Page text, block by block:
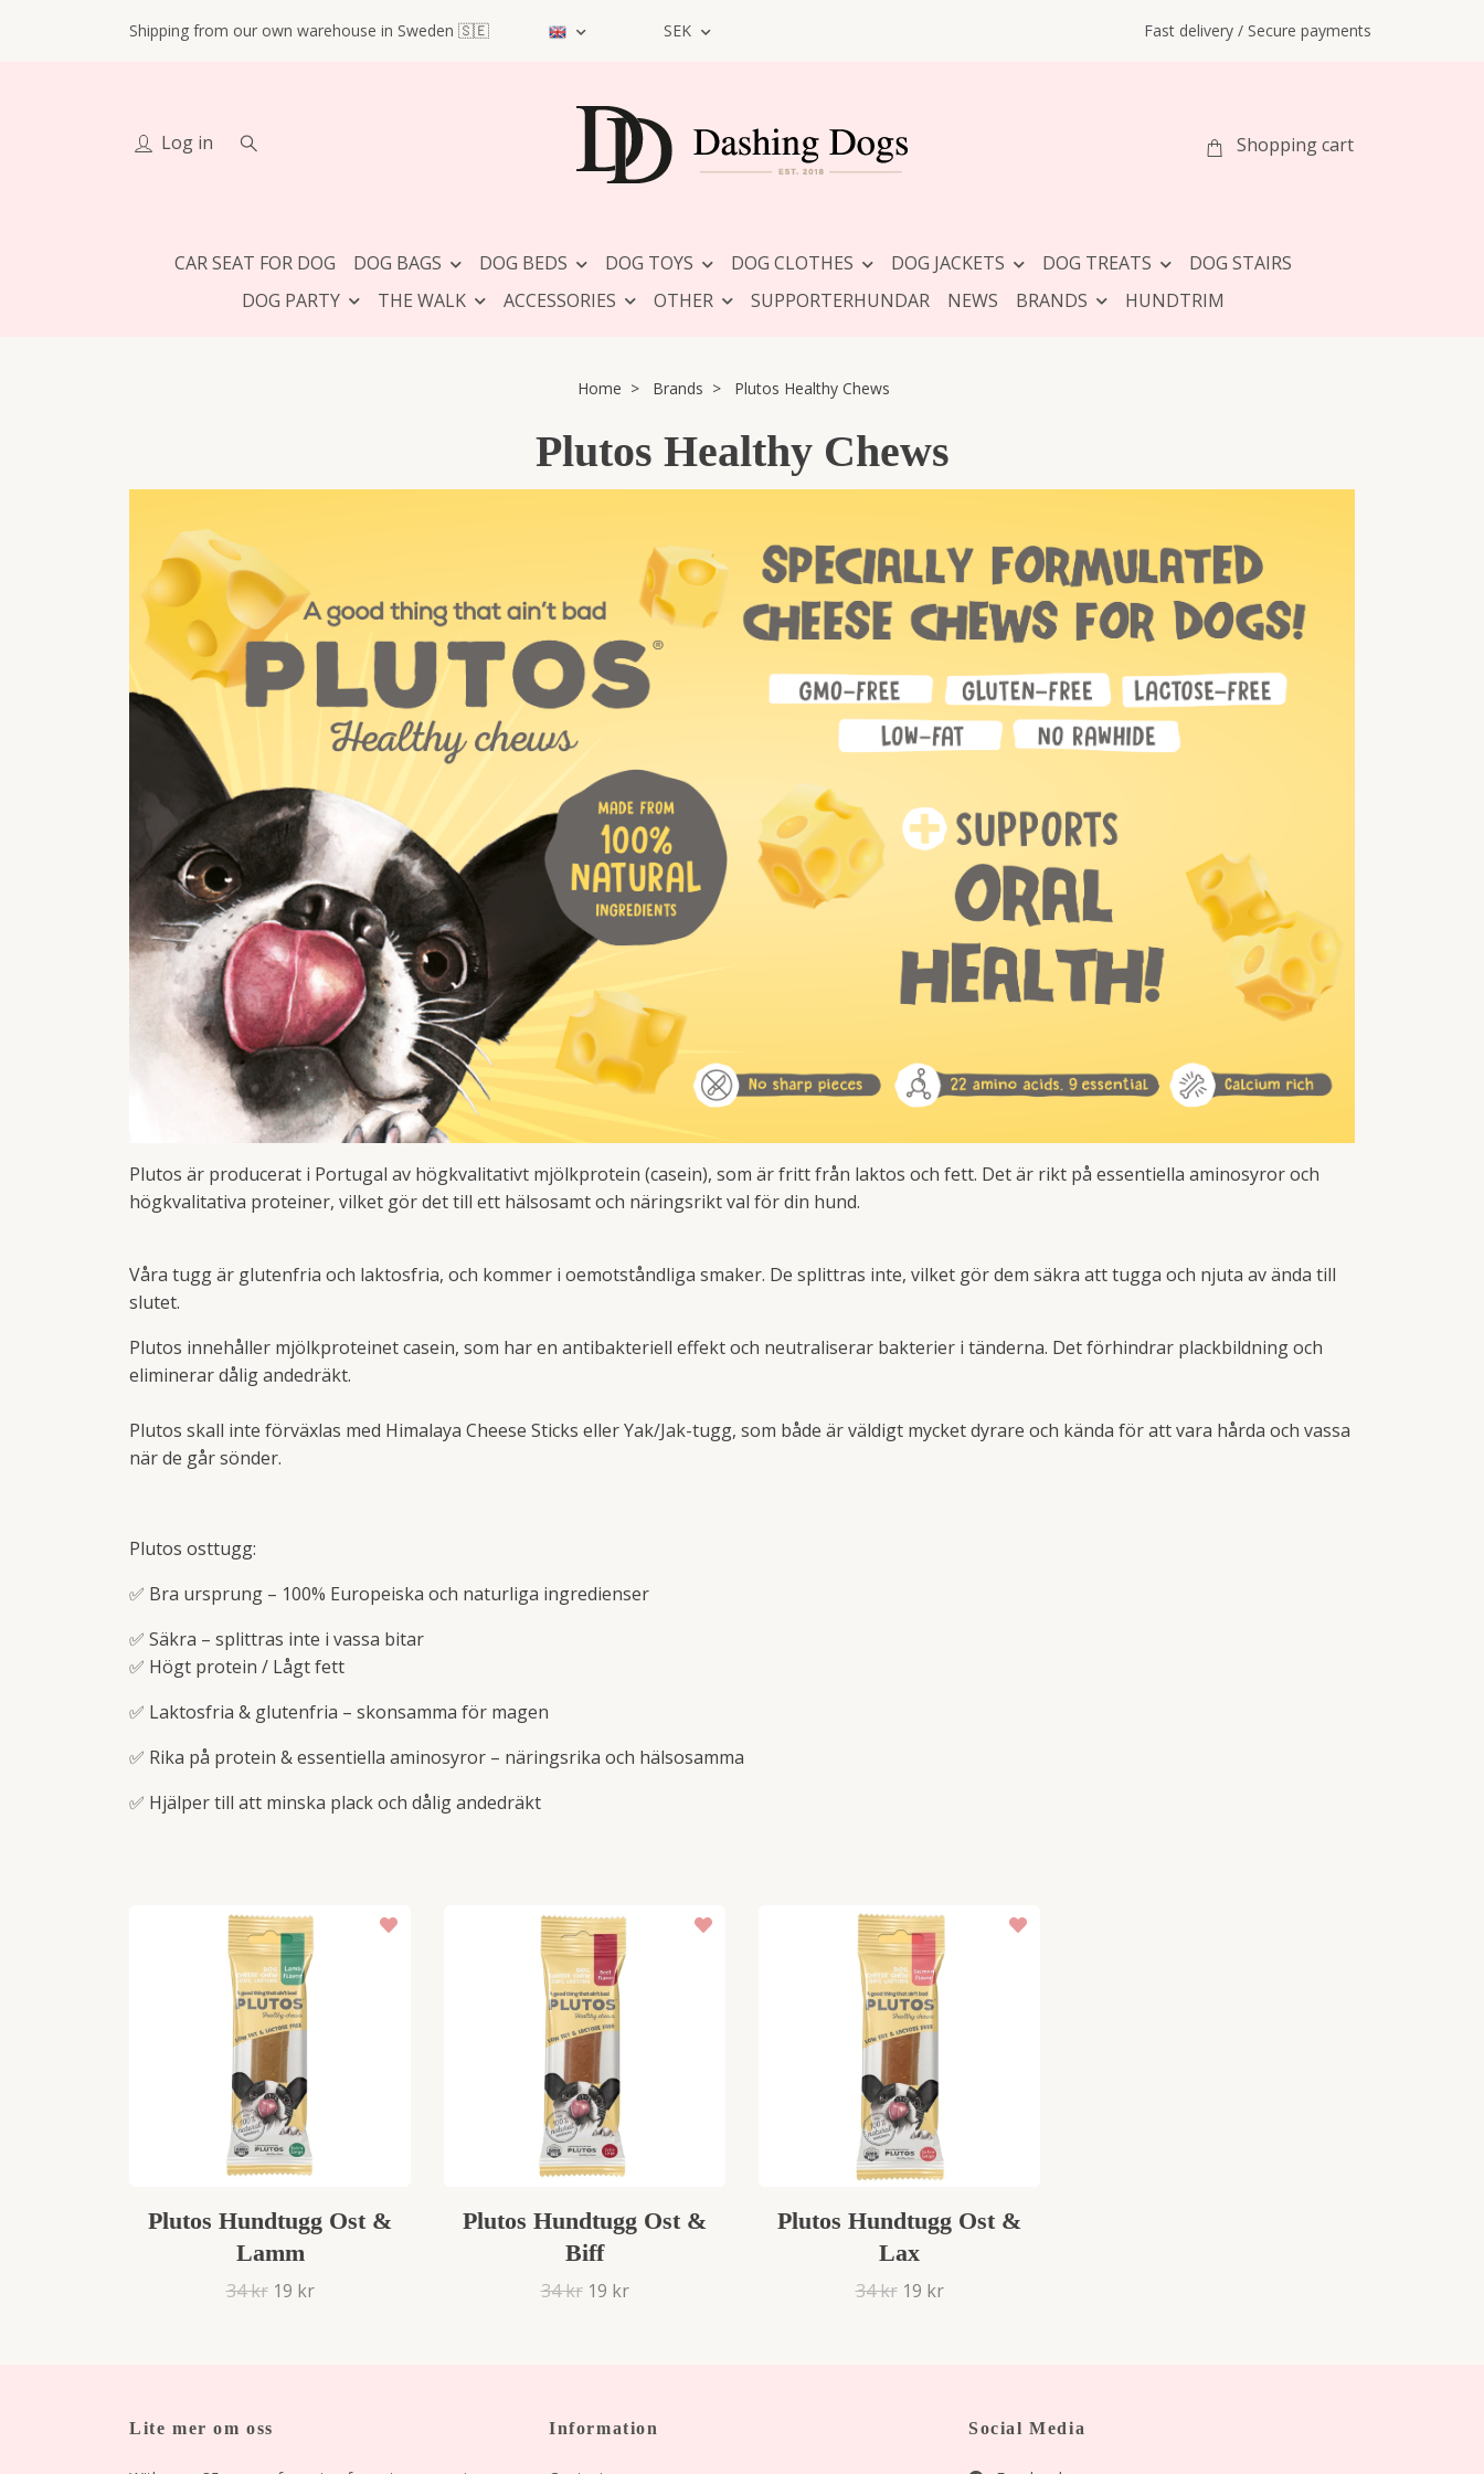
Shipping from our own warehouse in Sweden 🇸🇪 SEK Fast delivery / Secure payments
Log in Shopping cart
CAR SEAT FOR DOG DOG BAGS DOG BEDS DOG TOYS DOG CLOTHES DOG JACKETS DOG TREATS
DOG STAIRS
DOG PARTY
THE WALK ACCESSORIES OTHER SUPPORTERHUNDAR NEWS BRANDS HUNDTRIM
Home Brands Plutos Healthy Chews
Plutos Healthy Chews
Plutos är producerat i Portugal av högkvalitativt mjölkprotein (casein), som är fritt från laktos och fett. Det är rikt på essentiella aminosyror och
högkvalitativa proteiner, vilket gör det till ett hälsosamt och näringsrikt val för din hund.
Våra tugg är glutenfria och laktosfria, och kommer i oemotståndliga smaker. De splittras inte, vilket gör dem säkra att tugga och njuta av ända till
slutet.
Plutos innehåller mjölkproteinet casein, som har en antibakteriell effekt och neutraliserar bakterier i tänderna. Det förhindrar plackbildning och
eliminerar dålig andedräkt.
Plutos skall inte förväxlas med Himalaya Cheese Sticks eller Yak/Jak-tugg, som både är väldigt mycket dyrare och kända för att vara hårda och vassa
när de går sönder.
Plutos osttugg:
✅ Bra ursprung – 100% Europeiska och naturliga ingredienser
✅ Säkra – splittras inte i vassa bitar
✅ Högt protein / Lågt fett
✅ Laktosfria & glutenfria – skonsamma för magen
✅ Rika på protein & essentiella aminosyror – näringsrika och hälsosamma
✅ Hjälper till att minska plack och dålig andedräkt
Plutos Hundtugg Ost &
Lamm
34 kr 19 kr
Plutos Hundtugg Ost &
Biff
34 kr 19 kr
Plutos Hundtugg Ost &
Lax
34 kr 19 kr
Lite mer om oss Information Social Media